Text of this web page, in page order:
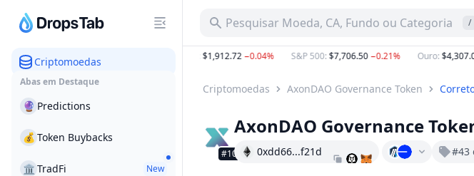
Criptomoedas
Abas em Destaque
🔮 Predictions
💰 Token Buybacks
🏛 TradFi New
Pesquisar Moeda, CA, Fundo ou Categoria /
−14.20% $64,733.26 $1,912.72−0.04% S&P 500:$7,706.50−0.21% Ouro:$4,307.00
Criptomoedas AxonDAO Governance Token
#10545
AxonDAO Governance
0xdd66...f21d #43